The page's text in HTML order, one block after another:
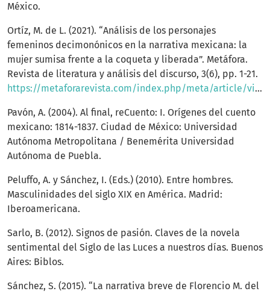
México.
Ortíz, M. de L. (2021). “Análisis de los personajes
femeninos decimonónicos en la narrativa mexicana: la
mujer sumisa frente a la coqueta y liberada”. Metáfora.
Revista de literatura y análisis del discurso, 3(6), pp. 1-21.
https://metaforarevista.com/index.php/meta/article/view/82
Pavón, A. (2004). Al final, reCuento: I. Orígenes del cuento
mexicano: 1814-1837. Ciudad de México: Universidad
Autónoma Metropolitana / Benemérita Universidad
Autónoma de Puebla.
Peluffo, A. y Sánchez, I. (Eds.) (2010). Entre hombres.
Masculinidades del siglo XIX en América. Madrid:
Iberoamericana.
Sarlo, B. (2012). Signos de pasión. Claves de la novela
sentimental del Siglo de las Luces a nuestros días. Buenos
Aires: Biblos.
Sánchez, S. (2015). “La narrativa breve de Florencio M. del